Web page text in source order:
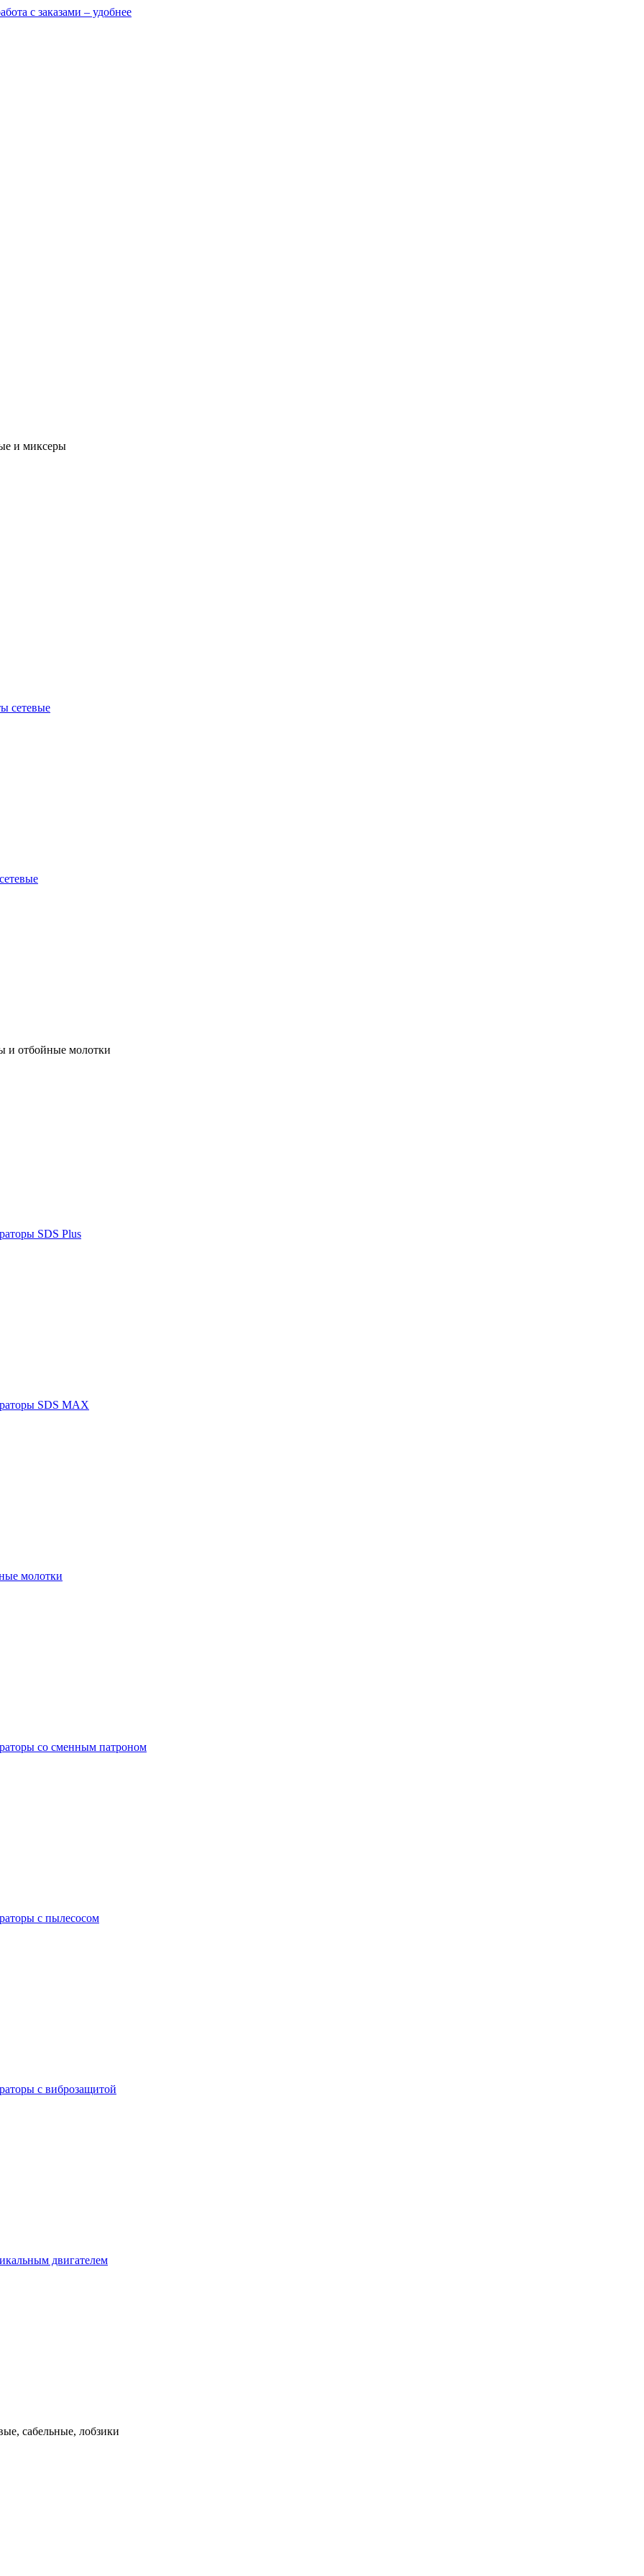
с заказами – удобнее
и миксеры
сетевые
и отбойные молотки
SDS Plus
SDS MAX
молотки
со сменным патроном
с пылесосом
с виброзащитой
двигателем
сабельные, лобзики